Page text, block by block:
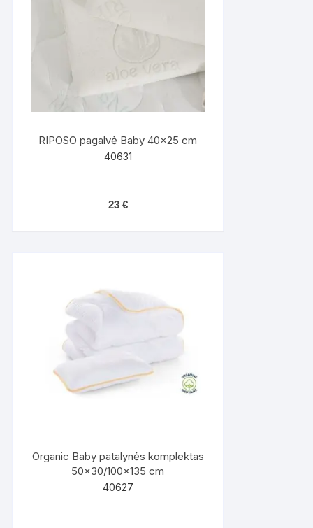
RIPOSO pagalvė Baby 40×25 cm
40631
23 €
Organic Baby patalynės komplektas
50×30/100×135 cm
40627